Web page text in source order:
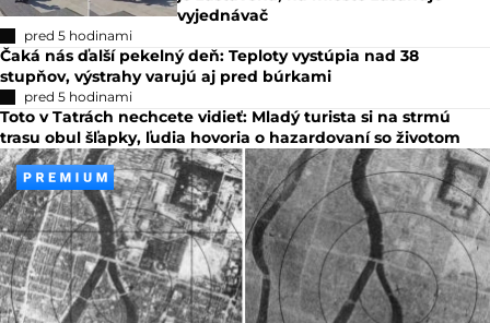
vyjednávač
pred 5 hodinami
Čaká nás ďalší pekelný deň: Teploty vystúpia nad 38
stupňov, výstrahy varujú aj pred búrkami
pred 5 hodinami
Toto v Tatrách nechcete vidieť: Mladý turista si na strmú
trasu obul šľapky, ľudia hovoria o hazardovaní so životom